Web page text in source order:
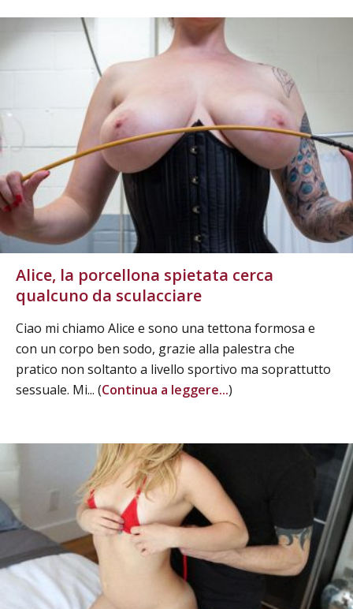
Alice, la porcellona spietata cerca
qualcuno da sculacciare
Ciao mi chiamo Alice e sono una tettona formosa e
con un corpo ben sodo, grazie alla palestra che
pratico non soltanto a livello sportivo ma soprattutto
sessuale. Mi... (Continua a leggere...)